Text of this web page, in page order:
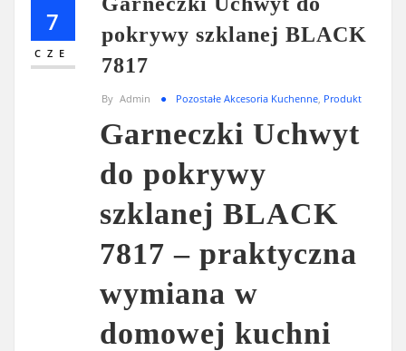
7
CZE
pokrywy szklanej BLACK
7817
By Admin Pozostałe Akcesoria Kuchenne, Produkt
Garneczki Uchwyt
do pokrywy
szklanej BLACK
7817 – praktyczna
wymiana w
domowej kuchni